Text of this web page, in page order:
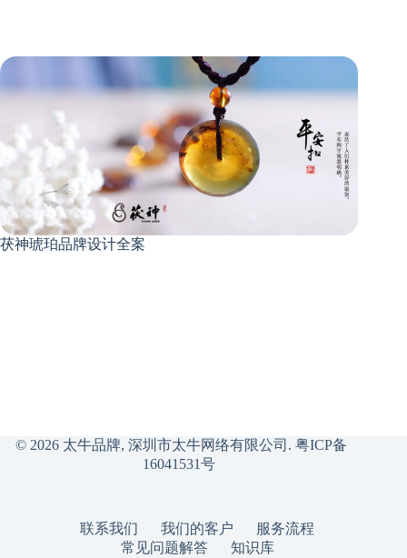
茯神琥珀品牌设计全案
© 2026 太牛品牌, 深圳市太牛网络有限公司. 粤ICP备
16041531号
联系我们 我们的客户
服务流程
常见问题解答
知识库